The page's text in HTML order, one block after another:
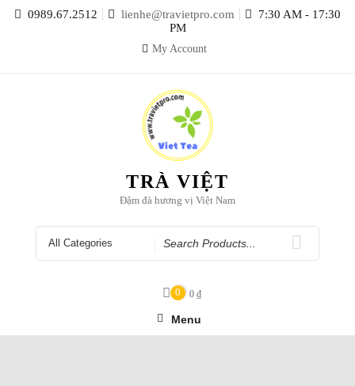
0989.67.2512 lienhe@travietpro.com
7:30 AM - 17:30
PM
My Account
TRÀ VIỆT
Đậm đà hương vị Việt Nam
Search
for
0 0 ₫
Menu